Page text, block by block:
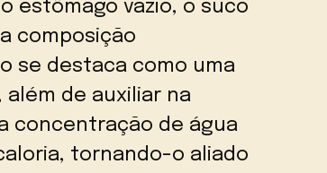
estômago vazio, o suco
composição
se destaca como uma
de auxiliar na
concentração de água
tornando-o aliado